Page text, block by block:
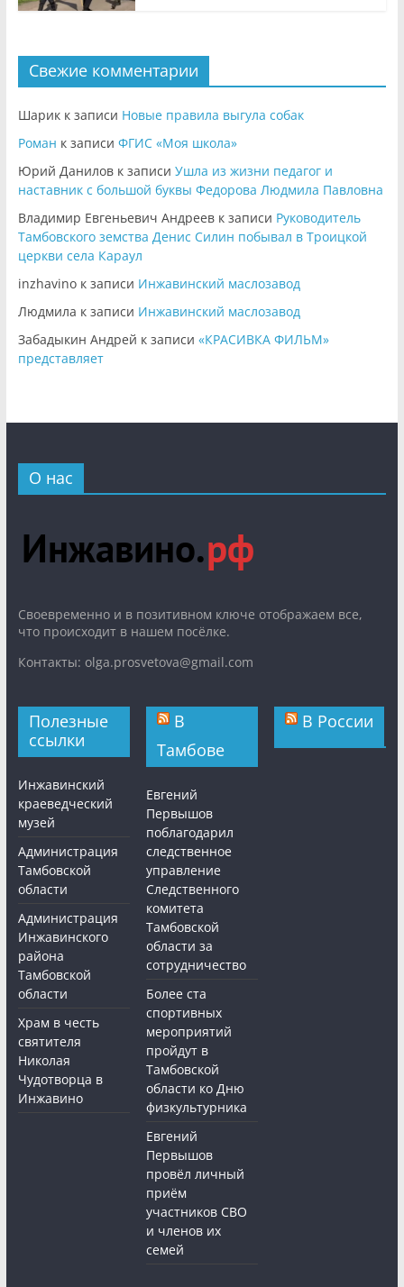
Свежие комментарии
Шарикк записи Новые правила выгула собак
Роман к записи ФГИС «Моя школа»
Юрий Даниловк записи Ушла из жизни педагог и
наставник с большой буквы Федорова Людмила Павловна
Владимир Евгеньевич Андреевк записи Руководитель
Тамбовского земства Денис Силин побывал в Троицкой
церкви села Караул
inzhavinoк записи Инжавинский маслозавод
Людмила к записи Инжавинский маслозавод
Забадыкин Андрей к записи «КРАСИВКА ФИЛЬМ»
представляет
О нас
Cвоевременно и в позитивном ключе отображаем все,
что происходит в нашем посёлке.
Контакты: olga.prosvetova@gmail.com
Полезные
ссылки
Инжавинский
краеведческий
музей
Администрация
Тамбовской
области
Администрация
Инжавинского
района
Тамбовской
области
Храм в честь
святителя
Николая
Чудотворца в
Инжавино
В
Тамбове
Евгений
Первышов
поблагодарил
следственное
управление
Следственного
комитета
Тамбовской
области за
сотрудничество
Более ста
спортивных
мероприятий
пройдут в
Тамбовской
области ко Дню
физкультурника
Евгений
Первышов
провёл личный
приём
участников СВО
и членов их
семей
В России